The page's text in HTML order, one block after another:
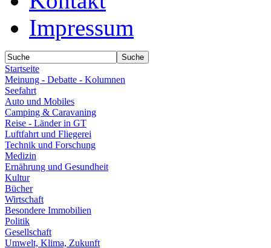
Impressum
Startseite
Meinung - Debatte - Kolumnen
Seefahrt
Auto und Mobiles
Camping & Caravaning
Reise - Länder in GT
Luftfahrt und Fliegerei
Technik und Forschung
Medizin
Ernährung und Gesundheit
Kultur
Bücher
Wirtschaft
Besondere Immobilien
Politik
Gesellschaft
Umwelt, Klima, Zukunft